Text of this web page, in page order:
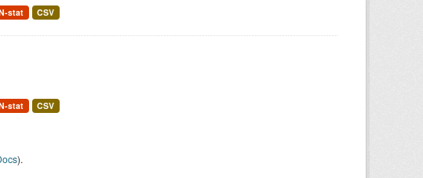
stat CSV
stat CSV
).